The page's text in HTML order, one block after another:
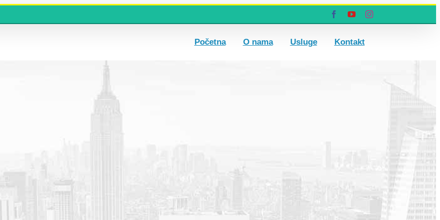
FacebookYouTubeInstagram
Početna O nama Usluge Kontakt